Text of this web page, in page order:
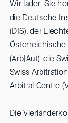
Wir laden Sie
die Deutsche
(DIS), der
Österreichische
(Arb|Aut), die
Swiss
Arbitral Centre
Die